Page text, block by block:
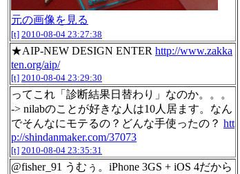
元の画像を見る
[t] 2010-08-04 23:27:38
★AIP-NEW DESIGN ENTER http://www.zakka
ten.org/aip/
[t] 2010-08-04 23:29:30
ってこれ「診断結果日替わり」なのか。。。
-> nilabのことが好きな人は10人居ます。なん
でそんなにモテるの？どんな手使ったの？ htt
p://shindanmaker.com/37073
[t] 2010-08-04 23:35:31
@fisher_91 うむぅ。iPhone 3GS + iOS 4だから